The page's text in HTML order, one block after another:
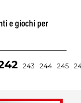
e giochi per
243 244 245